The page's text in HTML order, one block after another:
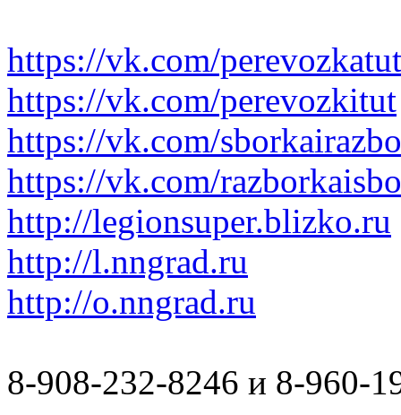
https://vk.com/perevozkatut
https://vk.com/perevozkitut
https://vk.com/
https://vk.com/
http://legionsuper.blizko.ru
http://l.nngrad.ru
http://o.nngrad.ru
8-908-232-8246 и 8-960-